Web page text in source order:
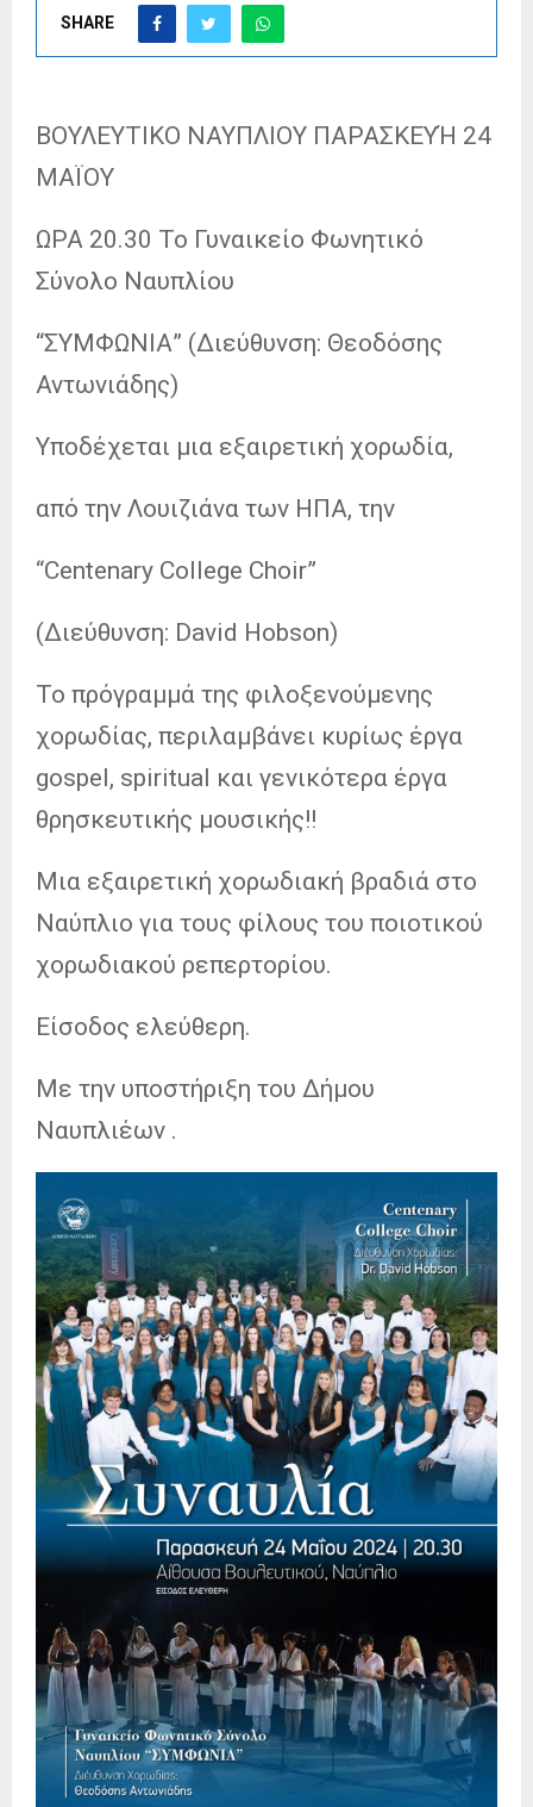
SHARE
ΒΟΥΛΕΥΤΙΚΟ ΝΑΥΠΛΙΟΥ ΠΑΡΑΣΚΕΥΉ 24
ΜΑΪΟΥ
ΩΡΑ 20.30 Το Γυναικείο Φωνητικό
Σύνολο Ναυπλίου
“ΣΥΜΦΩΝΙΑ” (Διεύθυνση: Θεοδόσης
Αντωνιάδης)
Υποδέχεται μια εξαιρετική χορωδία,
από την Λουιζιάνα των ΗΠΑ, την
“Centenary College Choir”
(Διεύθυνση: David Hobson)
Το πρόγραμμά της φιλοξενούμενης
χορωδίας, περιλαμβάνει κυρίως έργα
gospel, spiritual και γενικότερα έργα
θρησκευτικής μουσικής!!
Μια εξαιρετική χορωδιακή βραδιά στο
Ναύπλιο για τους φίλους του ποιοτικού
χορωδιακού ρεπερτορίου.
Είσοδος ελεύθερη.
Με την υποστήριξη του Δήμου
Ναυπλιέων .